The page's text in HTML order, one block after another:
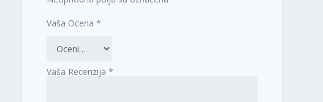
Vaša Ocena*
Vaša Recenzija*